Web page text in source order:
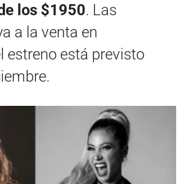
los $1950. Las
a la venta en
estreno está previsto